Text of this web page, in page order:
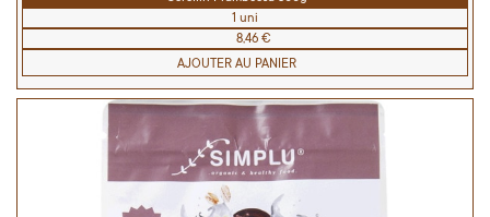
1 uni
8,46 €
AJOUTER AU PANIER